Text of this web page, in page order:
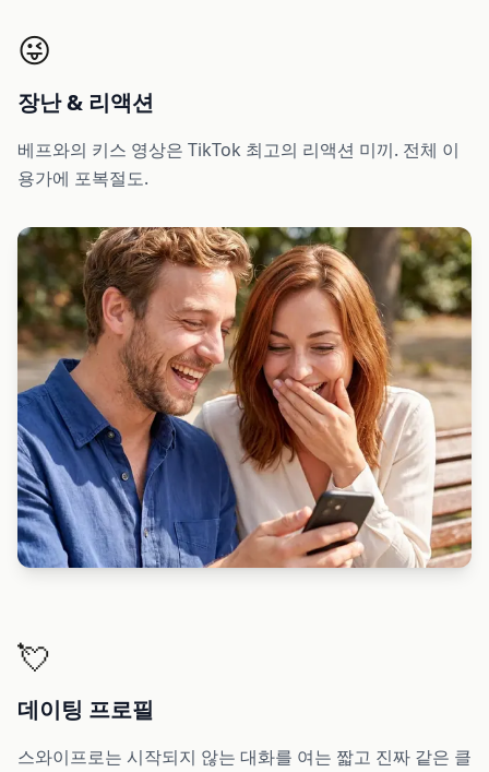
😜
장난 & 리액션
베프와의 키스 영상은 TikTok 최고의 리액션 미끼. 전체 이
용가에 포복절도.
💘
데이팅 프로필
스와이프로는 시작되지 않는 대화를 여는 짧고 진짜 같은 클